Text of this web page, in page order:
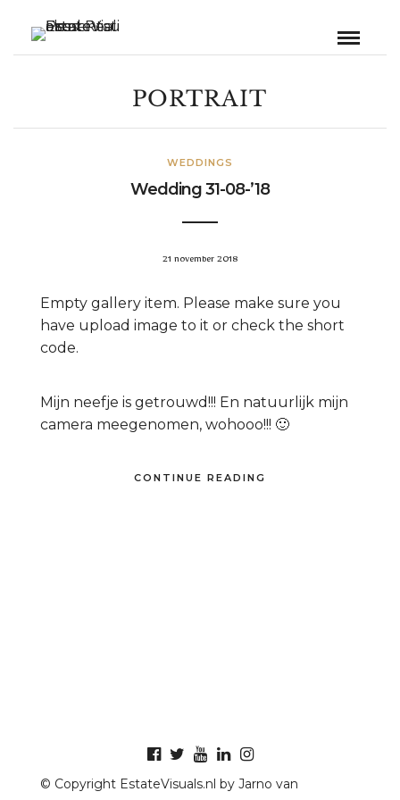
PORTRAIT
WEDDINGS
Wedding 31-08-’18
21 november 2018
Empty gallery item. Please make sure you
have upload image to it or check the short
code.
Mijn neefje is getrouwd!!! En natuurlijk mijn
camera meegenomen, wohooo!!! 🙂
CONTINUE READING
© Copyright EstateVisuals.nl by Jarno van